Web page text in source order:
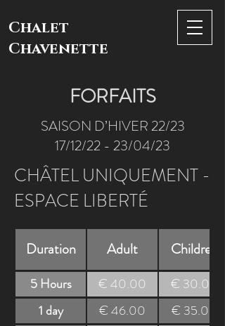
Chalet
Chavenette
FORFAITS
SAISON D’HIVER 22/23
17/12/22 - 23/04/23
CHÂTEL UNIQUEMENT -
ESPACE LIBERTÉ
Duration Adult Children
5 Hours € 40.00
€ 30.00
1 day
€ 46.00
€ 35.00